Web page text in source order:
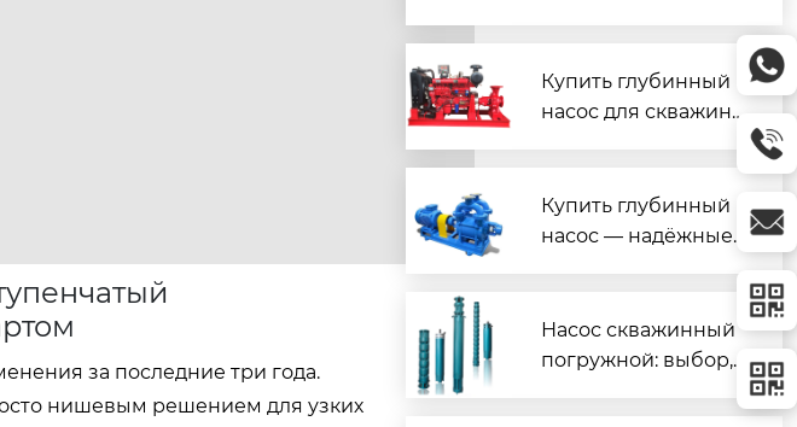
за последние три года.
нишевым решением для узких
Купить глубинный
насос для скважин
Купить глубинный
насос — надёжные
Насос скважинный
погружной: выбор,